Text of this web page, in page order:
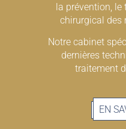
la prévention,
chirurgical des
Notre cabinet
dernières
traitement
EN